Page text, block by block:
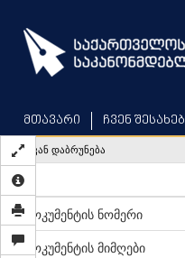
main
content
მთავარი ჩვენ შესახებ
უკან დაბრუნება
დოკუმენტის ნომერი
დოკუმენტის მიმღები